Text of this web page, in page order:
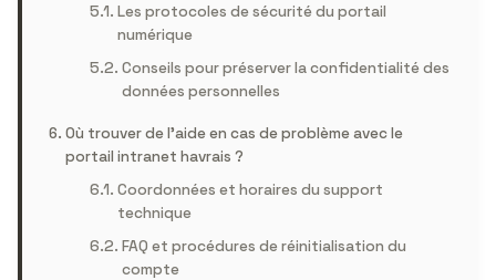
Les protocoles de sécurité du portail
numérique
Conseils pour préserver la confidentialité des
données personnelles
Où trouver de l’aide en cas de problème avec le
portail intranet havrais ?
Coordonnées et horaires du support
technique
FAQ et procédures de réinitialisation du
compte